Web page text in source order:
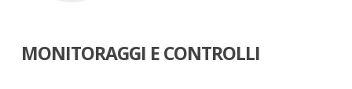
MONITORAGGI E CONTROLLI